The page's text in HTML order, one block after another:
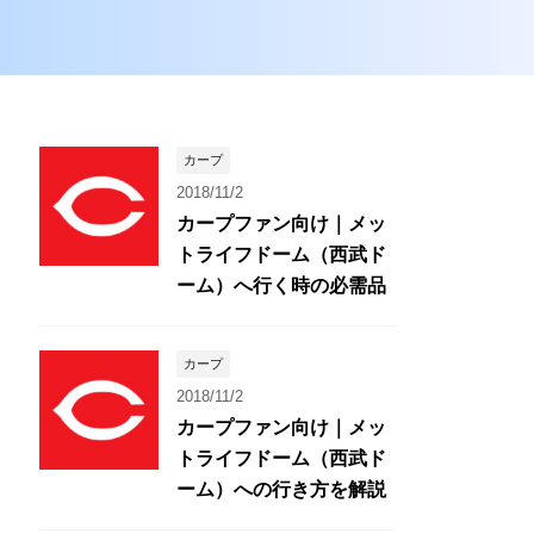
カープ
2018/11/2
カープファン向け｜メッ
トライフドーム（西武ド
ーム）へ行く時の必需品
カープ
2018/11/2
カープファン向け｜メッ
トライフドーム（西武ド
ーム）への行き方を解説